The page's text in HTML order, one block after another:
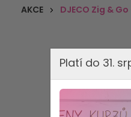
AKCE
DJECO Zig &
Platí do 31.